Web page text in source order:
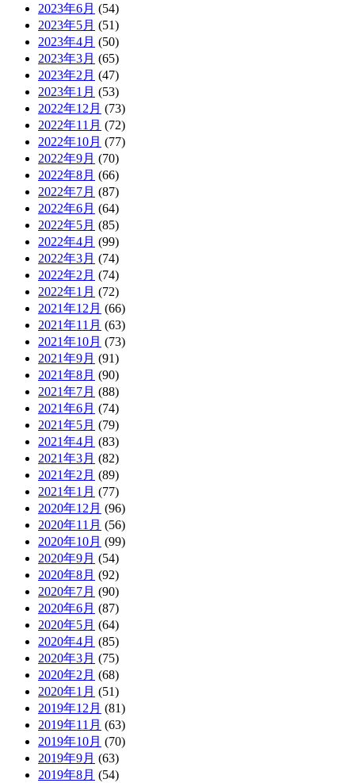
2023年6月 (54)
2023年5月 (51)
2023年4月 (50)
2023年3月 (65)
2023年2月 (47)
2023年1月 (53)
2022年12月 (73)
2022年11月 (72)
2022年10月 (77)
2022年9月 (70)
2022年8月 (66)
2022年7月 (87)
2022年6月 (64)
2022年5月 (85)
2022年4月 (99)
2022年3月 (74)
2022年2月 (74)
2022年1月 (72)
2021年12月 (66)
2021年11月 (63)
2021年10月 (73)
2021年9月 (91)
2021年8月 (90)
2021年7月 (88)
2021年6月 (74)
2021年5月 (79)
2021年4月 (83)
2021年3月 (82)
2021年2月 (89)
2021年1月 (77)
2020年12月 (96)
2020年11月 (56)
2020年10月 (99)
2020年9月 (54)
2020年8月 (92)
2020年7月 (90)
2020年6月 (87)
2020年5月 (64)
2020年4月 (85)
2020年3月 (75)
2020年2月 (68)
2020年1月 (51)
2019年12月 (81)
2019年11月 (63)
2019年10月 (70)
2019年9月 (63)
2019年8月 (54)